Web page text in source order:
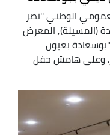
الوطني ''نصر
(المسيلة), المعرض
بعيون
وعلى هامش حفل